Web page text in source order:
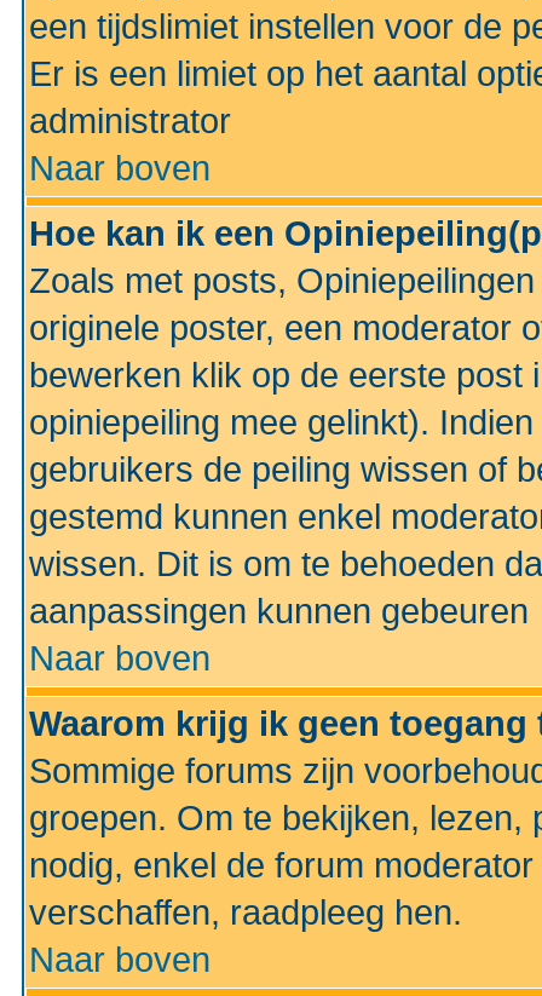
een tijdslimiet instellen voor de
Er is een limiet op het aantal
administrator
Naar boven
Hoe kan ik een
Zoals met posts,
originele poster, een moderator
bewerken klik op de eerste post
opiniepeiling mee gelinkt).
gebruikers de peiling wissen of
gestemd kunnen enkel
wissen. Dit is om te behoeden
aanpassingen kunnen gebeuren
Naar boven
Waarom krijg ik geen
Sommige forums zijn
groepen. Om te bekijken, lezen,
nodig, enkel de forum
verschaffen, raadpleeg hen.
Naar boven